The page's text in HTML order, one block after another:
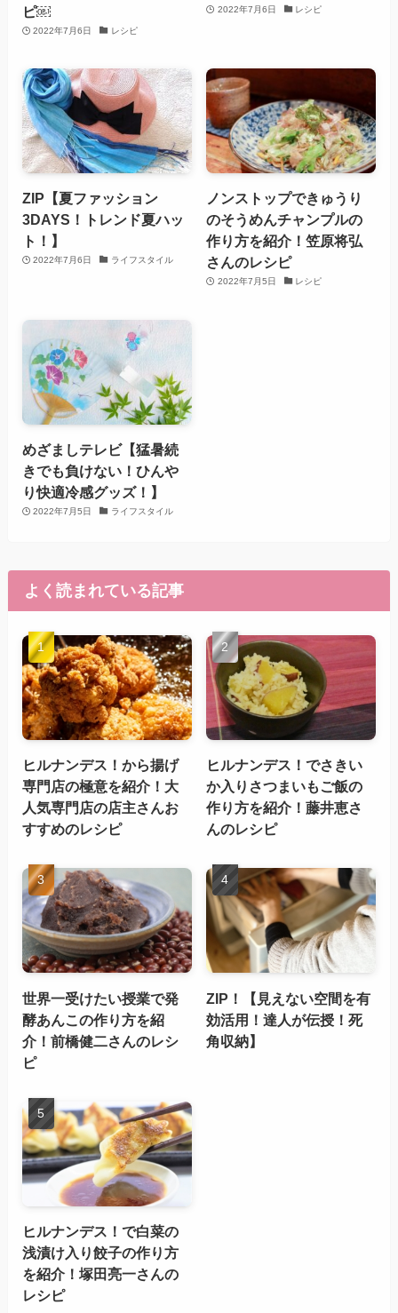
ピ￼
2022年7月6日 レシピ
2022年7月6日 レシピ
ZIP【夏ファッション
3DAYS！トレンド夏ハッ
ト！】
2022年7月6日 ライフスタイル
ノンストップできゅうり
のそうめんチャンプルの
作り方を紹介！笠原将弘
さんのレシピ
2022年7月5日 レシピ
めざましテレビ【猛暑続
きでも負けない！ひんや
り快適冷感グッズ！】
2022年7月5日 ライフスタイル
よく読まれている記事
ヒルナンデス！から揚げ
専門店の極意を紹介！大
人気専門店の店主さんお
すすめのレシピ
ヒルナンデス！でさきい
か入りさつまいもご飯の
作り方を紹介！藤井恵さ
んのレシピ
世界一受けたい授業で発
酵あんこの作り方を紹
介！前橋健二さんのレシ
ピ
ZIP！【見えない空間を有
効活用！達人が伝授！死
角収納】
ヒルナンデス！で白菜の
浅漬け入り餃子の作り方
を紹介！塚田亮一さんの
レシピ